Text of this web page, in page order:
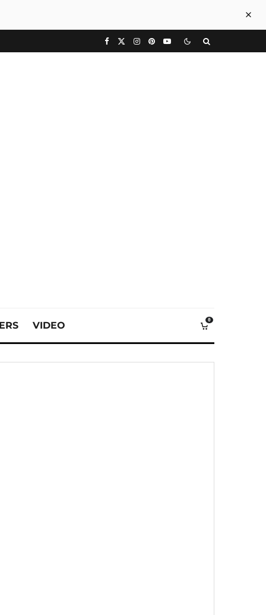
VIDEO 0